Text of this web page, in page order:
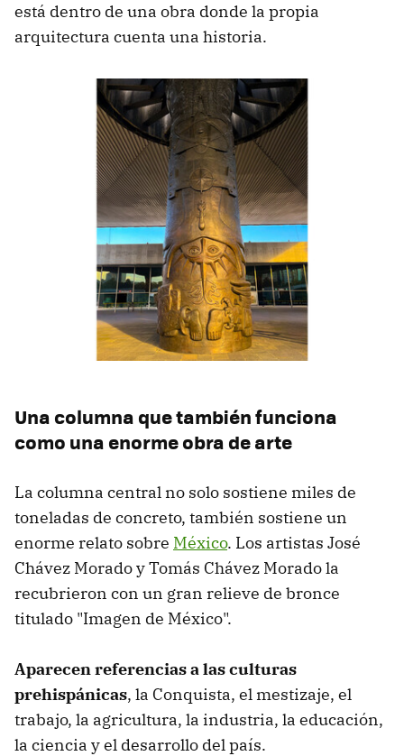
está dentro de una obra donde la propia
arquitectura cuenta una historia.
Una columna que también funciona
como una enorme obra de arte
La columna central no solo sostiene miles de
toneladas de concreto, también sostiene un
enorme relato sobre México. Los artistas José
Chávez Morado y Tomás Chávez Morado la
recubrieron con un gran relieve de bronce
titulado "Imagen de México".
Aparecen referencias a las culturas
prehispánicas, la Conquista, el mestizaje, el
trabajo, la agricultura, la industria, la educación,
la ciencia y el desarrollo del país.